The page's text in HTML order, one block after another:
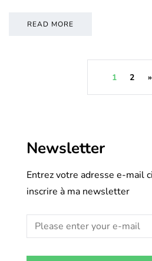
READ MORE
1 2 »
Newsletter
Entrez votre adresse e-mail
inscrire à ma newsletter